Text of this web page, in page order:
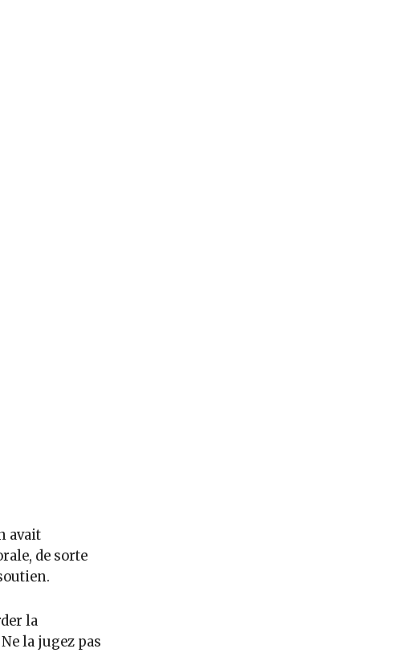
avait
de sorte
la
la jugez pas